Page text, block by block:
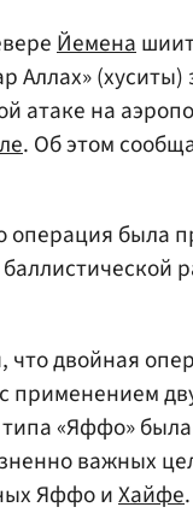
Йемена
Аллах» (хуситы)
атаке на
. Об этом
операция была
что двойная
применением
«Яффо»
важных
Яффо иХайфе.